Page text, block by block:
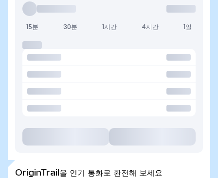
15분 30분 1시간 4시간 1일
OriginTrail을 인기 통화로 환전해 보세요